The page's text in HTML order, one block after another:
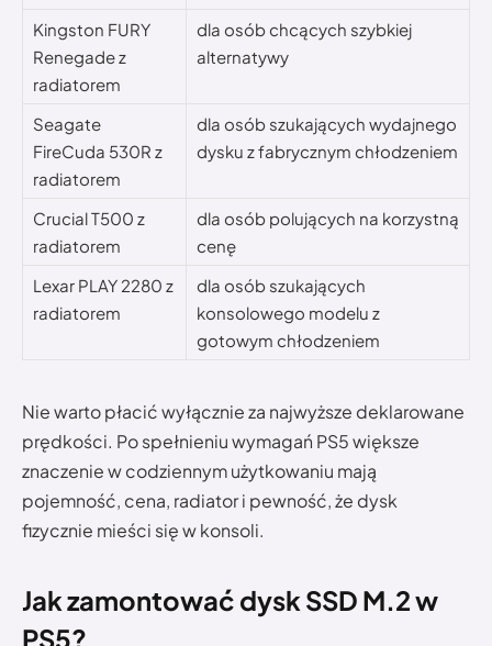
Kingston FURY
Renegade z
radiatorem
dla osób chcących szybkiej
alternatywy
Seagate
FireCuda 530R z
radiatorem
dla osób szukających wydajnego
dysku z fabrycznym chłodzeniem
Crucial T500 z
radiatorem
dla osób polujących na korzystną
cenę
Lexar PLAY 2280 z
radiatorem
dla osób szukających
konsolowego modelu z
gotowym chłodzeniem
Nie warto płacić wyłącznie za najwyższe deklarowane
prędkości. Po spełnieniu wymagań PS5 większe
znaczenie w codziennym użytkowaniu mają
pojemność, cena, radiator i pewność, że dysk
fizycznie mieści się w konsoli.
Jak zamontować dysk SSD M.2 w
PS5?